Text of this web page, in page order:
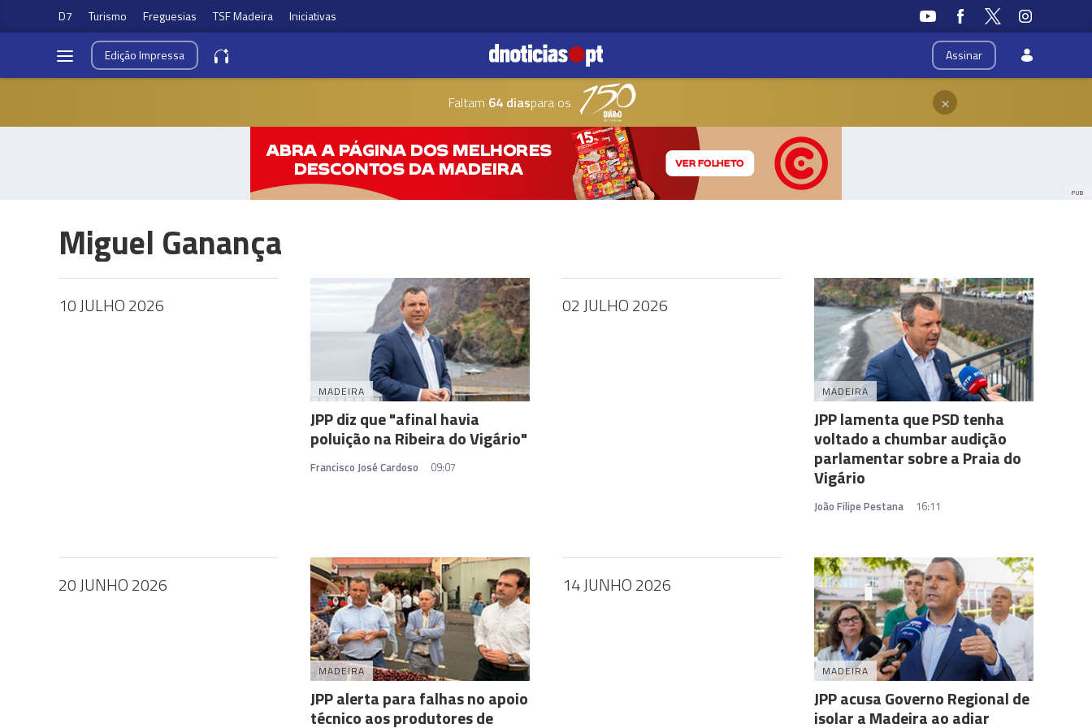
D7 Turismo Freguesias TSF Madeira Iniciativas
Assinar
EdiçãoImpressa
Faltam 64 diaspara os ×
PUB
Miguel Ganança
10 JULHO 2026
MADEIRA
JPP diz que "afinal havia
poluição na Ribeira do Vigário"
Francisco José Cardoso 09:07
02 JULHO 2026
MADEIRA
JPP lamenta que PSD tenha
voltado a chumbar audição
parlamentar sobre a Praia do
Vigário
João Filipe Pestana 16:11
20 JUNHO 2026
MADEIRA
JPP alerta para falhas no apoio
técnico aos produtores de
14 JUNHO 2026
MADEIRA
JPP acusa Governo Regional de
isolar a Madeira ao adiar